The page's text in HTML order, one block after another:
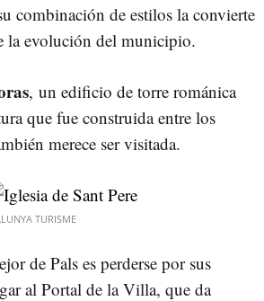
combinación de estilos la convierte
la evolución del municipio.
, un edificio de torre románica
que fue construida entre los
merece ser visitada.
TURISME
de Pals es perderse por sus
al Portal de la Villa, que da